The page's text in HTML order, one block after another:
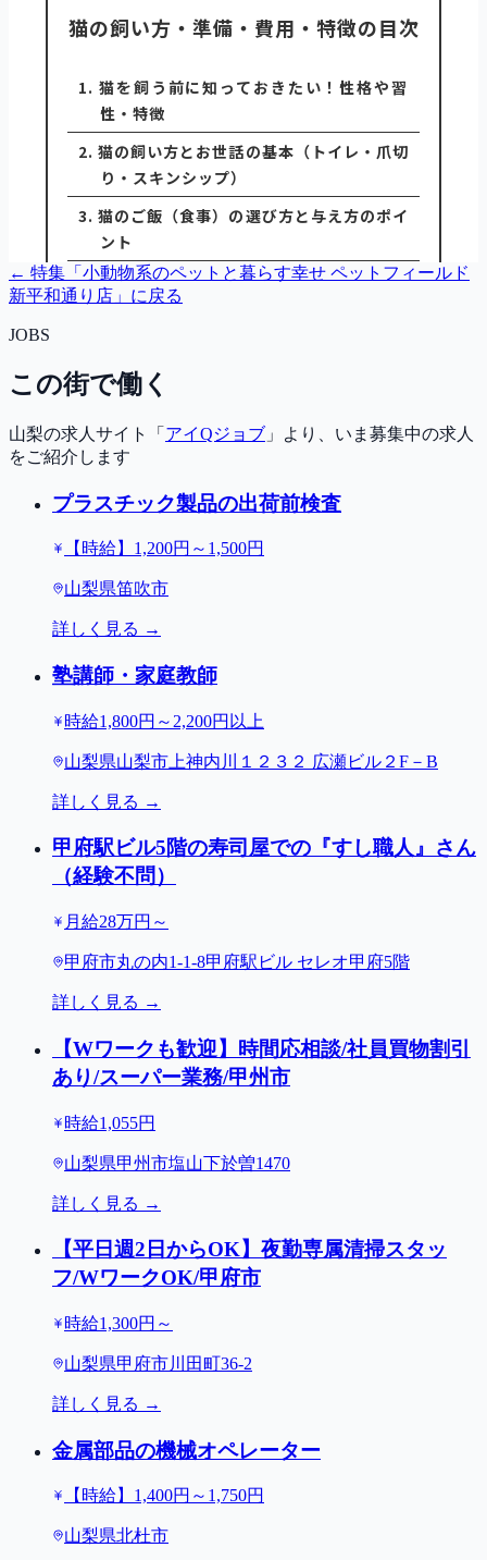
← 特集「 小動物系のペットと暮らす幸せ ペットフィールド
新平和通り店 」に戻る
JOBS
この街で働く
山梨の求人サイト「 アイQジョブ 」より、いま募集中の求人
をご紹介します
プラスチック製品の出荷前検査
【時給】1,200円～1,500円
山梨県笛吹市
詳しく見る →
塾講師・家庭教師
時給1,800円～2,200円以上
山梨県山梨市上神内川１２３２ 広瀬ビル２F－B
詳しく見る →
甲府駅ビル5階の寿司屋での『すし職人』さん
（経験不問）
月給28万円～
甲府市丸の内1-1-8甲府駅ビル セレオ甲府5階
詳しく見る →
【Wワークも歓迎】時間応相談/社員買物割引
あり/スーパー業務/甲州市
時給1,055円
山梨県甲州市塩山下於曽1470
詳しく見る →
【平日週2日からOK】夜勤専属清掃スタッ
フ/WワークOK/甲府市
時給1,300円～
山梨県甲府市川田町36-2
詳しく見る →
金属部品の機械オペレーター
【時給】1,400円～1,750円
山梨県北杜市